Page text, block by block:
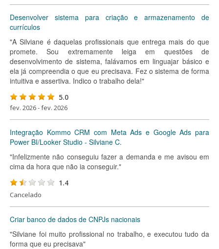
Desenvolver sistema para criação e armazenamento de
currículos
"A Silviane é daquelas profissionais que entrega mais do que
promete. Sou extremamente leiga em questões de
desenvolvimento de sistema, falávamos em linguajar básico e
ela já compreendia o que eu precisava. Fez o sistema de forma
intuitiva e assertiva. Indico o trabalho dela!"
5.0
fev. 2026 - fev. 2026
Integração Kommo CRM com Meta Ads e Google Ads para
Power BI/Looker Studio - Silviane C.
"Infelizmente não conseguiu fazer a demanda e me avisou em
cima da hora que não ia conseguir."
1.4
Cancelado
Criar banco de dados de CNPJs nacionais
"Silviane foi muito profissional no trabalho, e executou tudo da
forma que eu precisava"